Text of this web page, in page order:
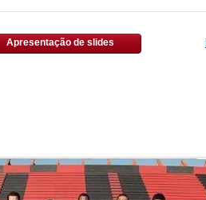
Apresentação de slides